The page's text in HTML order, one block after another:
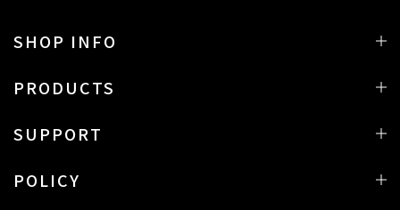
SHOP INFO
PRODUCTS
SUPPORT
POLICY